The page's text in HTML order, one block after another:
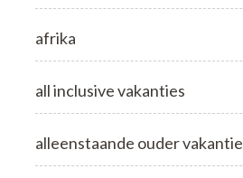
afrika
all inclusive vakanties
alleenstaande ouder vakantie